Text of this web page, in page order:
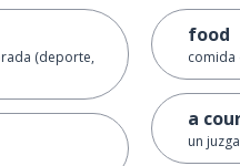
(deporte,
food
comida
a
un